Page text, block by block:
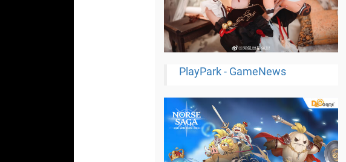
PlayPark - GameNews